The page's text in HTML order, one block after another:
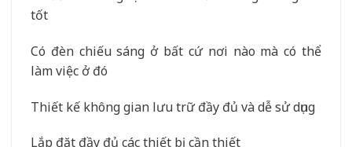
tốt
Có đèn chiếu sáng ở bất cứ nơi nào mà có thể
làm việc ở đó
Thiết kế không gian lưu trữ đầy đủ và dễ sử dụng
Lắp đặt đầy đủ các thiết bị cần thiết